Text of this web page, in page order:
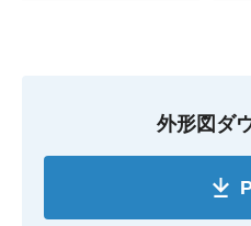
外形図ダ